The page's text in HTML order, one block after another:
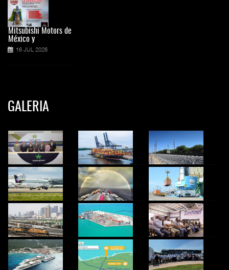
Mitsubishi Motors de
México y
16 JUL 2026
GALERIA